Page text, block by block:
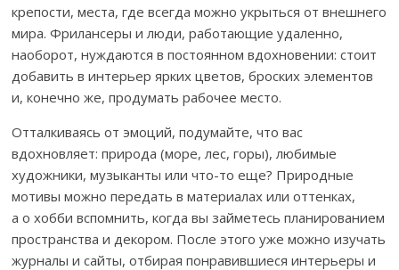
крепости, места, где всегда можно укрыться от внешнего
мира. Фрилансеры и люди, работающие удаленно,
наоборот, нуждаются в постоянном вдохновении: стоит
добавить в интерьер ярких цветов, броских элементов
и, конечно же, продумать рабочее место.
Отталкиваясь от эмоций, подумайте, что вас
вдохновляет: природа (море, лес, горы), любимые
художники, музыканты или что-то еще? Природные
мотивы можно передать в материалах или оттенках,
а о хобби вспомнить, когда вы займетесь планированием
пространства и декором. После этого уже можно изучать
журналы и сайты, отбирая понравившиеся интерьеры и